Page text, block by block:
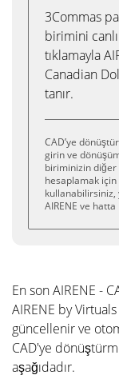
3Commas
birimini
tıklamayla
Canadian
tanır.
CAD’ye
girin ve
biriminizin
hesaplamak için
kullanabilirsiniz,
AIRENE ve hatta
En son AIRENE -
AIRENE by
güncellenir ve
CAD'ye
aşağıdadır.